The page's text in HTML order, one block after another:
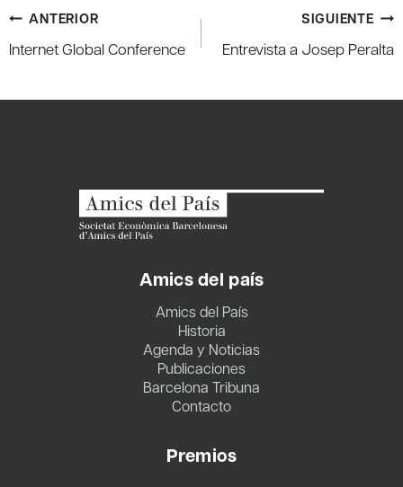
Navegación
de
ANTERIOR
Internet Global Conference
SIGUIENTE
Entrevista a Josep Peralta
Amics del país
Amics del País
Historia
Agenda y Noticias
Publicaciones
Barcelona Tribuna
Contacto
Premios